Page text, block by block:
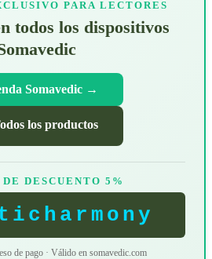
PARA LECTORES
todos los dispositivos
Somavedic →
los productos
DESCUENTO 5%
de pago · Válido en somavedic.com